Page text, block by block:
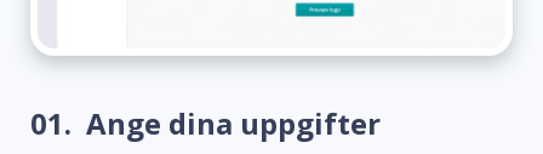
01. Ange dina uppgifter